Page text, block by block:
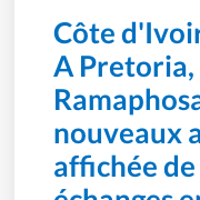
Côte
A
nouveaux
affichée